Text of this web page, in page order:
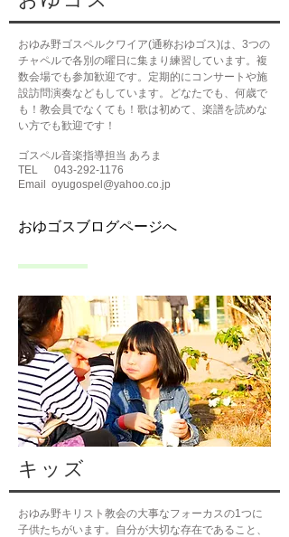
おゆみ野ゴスペルクワイア(通称おゆゴス)は、3つの
チャペルで各別の曜日に集まり練習しています。複
数会場でも参加歓迎です。定期的にコンサートや施
設訪問演奏などもしています。どなたでも、何歳で
も！教会員でなくても！歌は初めて、楽譜を読めな
い方でも歓迎です！
ゴスペル音楽指導担当 あろま
TEL 043-292-1176
Email oyugospel@yahoo.co.jp
おゆゴスブログページへ
キッズ
おゆみ野キリスト教会の大事なフォーカスの1つに
子供たちがいます。自分が大切な存在であること、